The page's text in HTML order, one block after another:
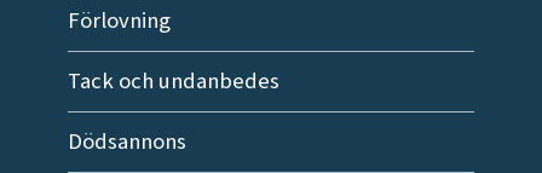
Förlovning
Tack och undanbedes
Dödsannons